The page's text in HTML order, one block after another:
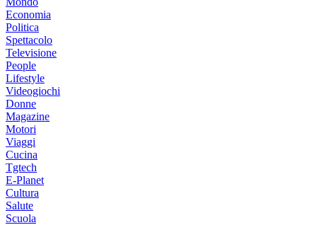
Economia
Politica
Spettacolo
Televisione
People
Lifestyle
Videogiochi
Donne
Magazine
Motori
Viaggi
Cucina
Tgtech
E-Planet
Cultura
Salute
Scuola